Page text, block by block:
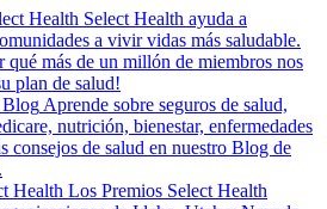
Health Select Health ayuda a
a vivir vidas más saludable.
qué más de un millón de miembros nos
plan de salud!
Blog Aprende sobre seguros de salud,
nutrición, bienestar, enfermedades
consejos de salud en nuestro Blog de
Health Los Premios Select Health